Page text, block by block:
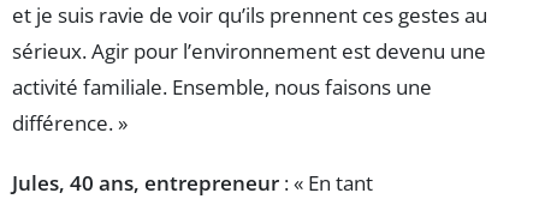
et je suis ravie de voir qu’ils prennent ces gestes au
sérieux. Agir pour l’environnement est devenu une
activité familiale. Ensemble, nous faisons une
différence. »
Jules, 40 ans, entrepreneur : « En tant